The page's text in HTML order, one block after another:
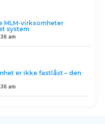
am
MLM-virksomheter
system
am
er ikke fastlåst – den